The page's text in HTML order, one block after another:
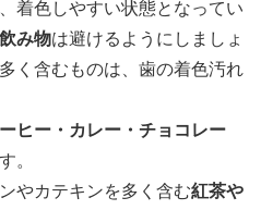
着色しやすい状態となってい
み物は避けるようにしましょ
く含むものは、歯の着色汚れ
ヒー・カレー・チョコレー
。
やカテキンを多く含む紅茶や